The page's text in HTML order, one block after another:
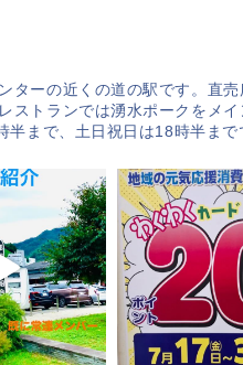
ターの近くの道の駅です。直
ストランでは湧水ポークをメ
まで、土日祝日は18時半まで